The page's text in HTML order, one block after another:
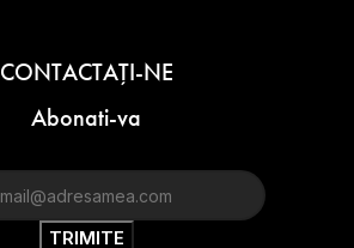
CONTACTAŢI-NE
Abonati-va